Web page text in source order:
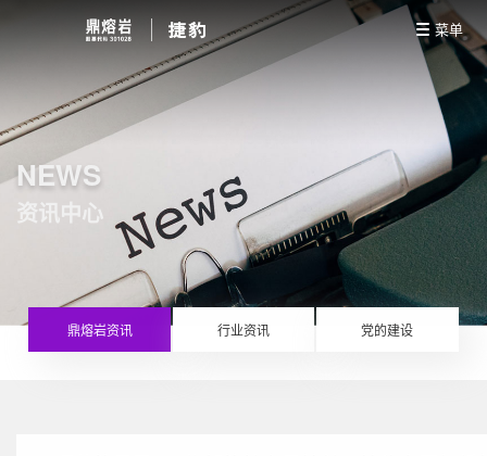
菜单
NEWS
资讯中心
鼎熔岩资讯 行业资讯 党的建设